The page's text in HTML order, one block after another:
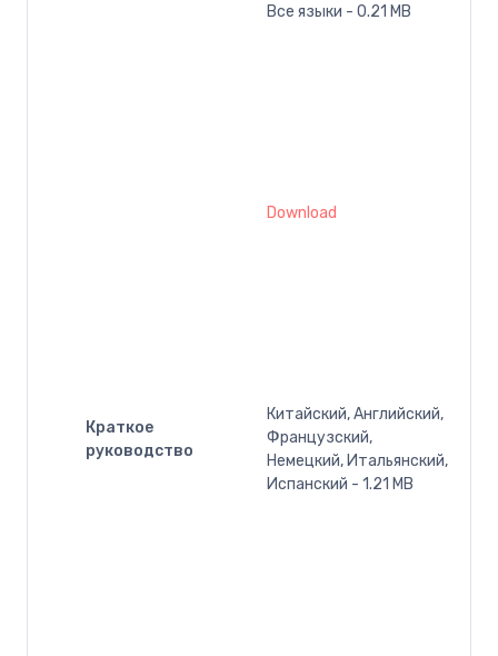
Все языки - 0.21 MB
Краткое
руководство
Download
Китайский, Английский,
Французский,
Немецкий, Итальянский,
Испанский - 1.21 MB